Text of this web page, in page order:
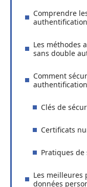
Comprendre
authentification
Les méthodes
sans double
Comment
authentification
Clés de
Certificats
Pratiques
Les meilleures
données